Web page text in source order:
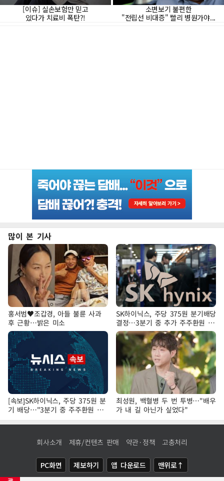
많이 본 기사
홍서범♥조갑경, 아들 불륜 사과
후 근황…밝은 미소
SK하이닉스, 주당 375원 분기배당
결정…3분기 중 추가 주주환원 발
표
[속보]SK하이닉스, 주당 375원 분
기 배당…"3분기 중 주주환원 방
안 확정"
최성원, 백혈병 두 번 투병…"배우
가 내 길 아닌가 싶었다"
회사소개 제휴/컨텐츠 판매 약관·정책 고충처리
PC화면 제보하기 앱 다운로드 맨위로↑